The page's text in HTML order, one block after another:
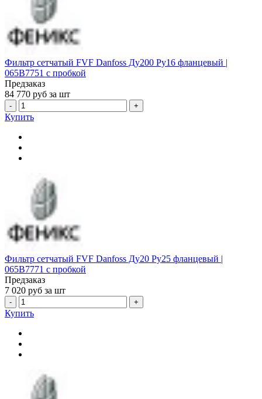
Фильтр сетчатый FVF Danfoss Ду200 Ру16 фланцевый |
065B7751 с пробкой
Предзаказ
84 770 руб за шт
- +
Купить
Фильтр сетчатый FVF Danfoss Ду20 Ру25 фланцевый |
065B7771 с пробкой
Предзаказ
7 020 руб за шт
- +
Купить